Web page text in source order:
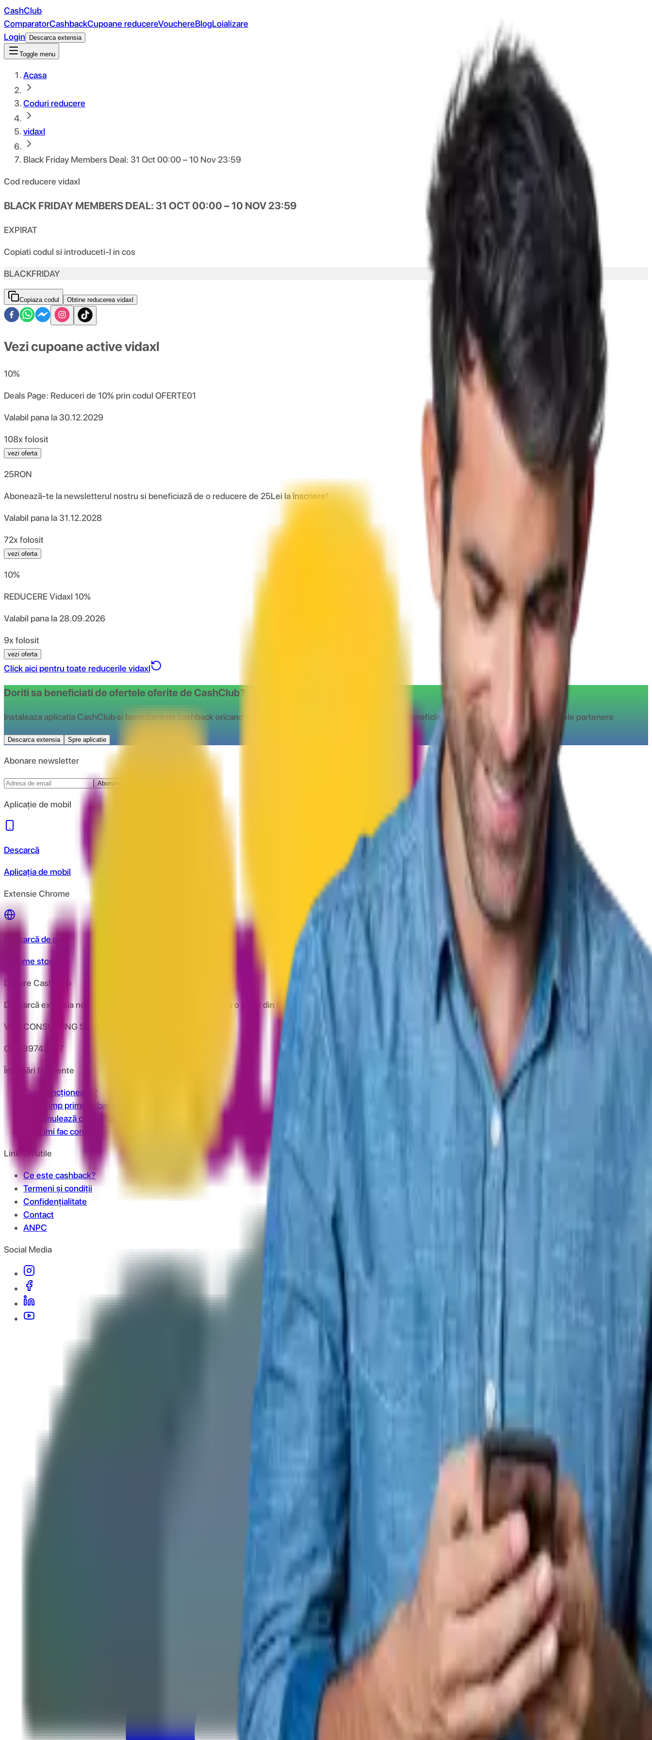
CashClub
ComparatorCashbackCupoane reducereVouchereBlogLoializare
Login
Descarca extensia
Toggle menu
Acasa
Coduri reducere
vidaxl
Black Friday Members Deal: 31 Oct 00:00 – 10 Nov 23:59
Cod reducere vidaxl
BLACK FRIDAY MEMBERS DEAL: 31 OCT 00:00 – 10 NOV 23:59
EXPIRAT
Copiati codul si introduceti-l in cos
BLACKFRIDAY
Copiaza codul Obtine reducerea vidaxl
Vezi cupoane active vidaxl
10%
Deals Page: Reduceri de 10% prin codul OFERTE01
Valabil pana la 30.12.2029
108x folosit
vezi oferta
25RON
Abonează-te la newsletterul nostru si beneficiază de o reducere de 25Lei la înscriere!
Valabil pana la 31.12.2028
72x folosit
vezi oferta
10%
REDUCERE Vidaxl 10%
Valabil pana la 28.09.2026
9x folosit
vezi oferta
Click aici pentru toate reducerile vidaxl
Doriti sa beneficiati de ofertele oferite de CashClub?
Instaleaza aplicatia CashClub si beneciaza de cashback oricand si oriunde Instaleaza extensia CashClub si beneficiaza de cashback la toate magazinele partenere
Descarca extensia Spre aplicatie
Abonare newsletter
Abonare
Aplicație de mobil
Descarcă
Aplicația de mobil
Extensie Chrome
Descarcă de pe
Chrome store
Despre CashClub
Descarcă extensia noastră pentru browser și CashClub îți dă o parte din banii pe care îi cheltuiești online înapoi.
VAN CONSULTING SERVICES S.R.L.
CUI: 39743787
Întrebări frecvente
Cum funcționează?
În cât timp primesc banii în cont?
Se cumulează cu reducerile?
Cum îmi fac cont?
Link-uri utile
Ce este cashback?
Termeni și condiții
Confidențialitate
Contact
ANPC
Social Media